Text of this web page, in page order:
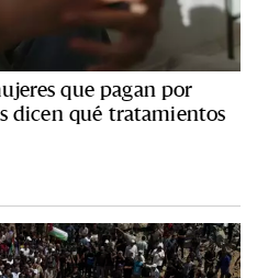
que pagan por
dicen qué tratamientos